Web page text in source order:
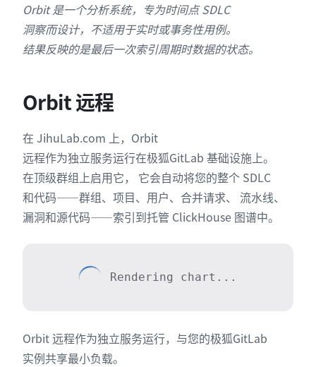
Orbit 是一个分析系统，专为时间点 SDLC
洞察而设计，不适用于实时或事务性用例。
结果反映的是最后一次索引周期时数据的状态。
Orbit 远程
在 JihuLab.com 上，Orbit
远程作为独立服务运行在极狐GitLab 基础设施上。
在顶级群组上启用它， 它会自动将您的整个 SDLC
和代码——群组、项目、用户、合并请求、 流水线、
漏洞和源代码——索引到托管 ClickHouse 图谱中。
Rendering chart...
Orbit 远程作为独立服务运行，与您的极狐GitLab
实例共享最小负载。